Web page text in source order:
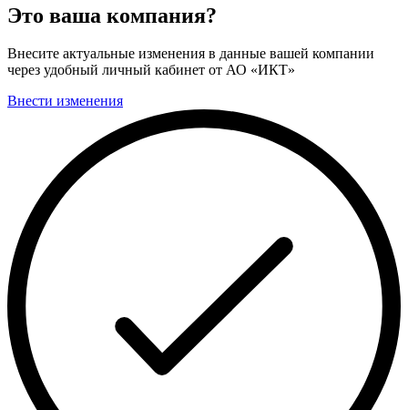
Это ваша компания?
Внесите актуальные изменения в данные вашей компании
через удобный личный кабинет от АО «ИКТ»
Внести изменения